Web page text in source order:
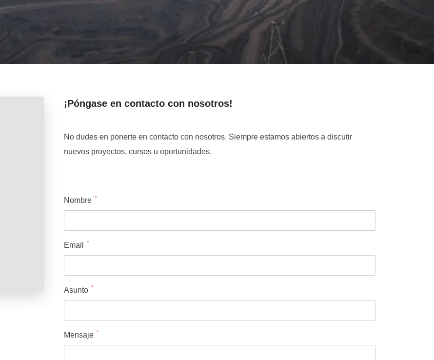
¡Póngase en contacto con nosotros!
No dudes en ponerte en contacto con nosotros. Siempre estamos abiertos a discutir
nuevos proyectos, cursos u oportunidades.
Nombre *
Email *
Asunto *
Mensaje *